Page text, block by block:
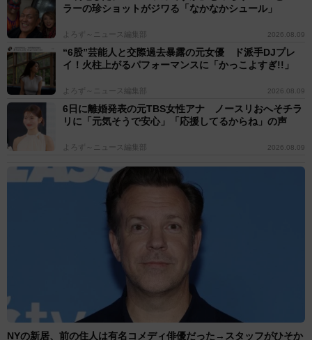
ラーの珍ショットがジワる「なかなかシュール」
よろず～ニュース編集部 2026.08.09
“6股”芸能人と交際過去暴露の元女優 ド派手DJプレ
イ！火柱上がるパフォーマンスに「かっこよすぎ!!」
よろず～ニュース編集部 2026.08.09
6日に離婚発表の元TBS女性アナ ノースリおへそチラ
リに「元気そうで安心」「応援してるからね」の声
よろず～ニュース編集部 2026.08.09
NYの新居、前の住人は有名コメディ俳優だった→スタッフがひそか